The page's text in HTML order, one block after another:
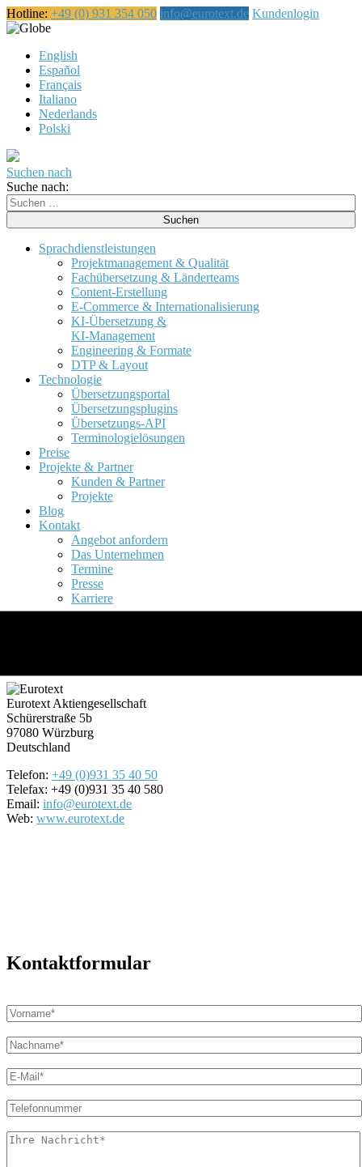
Hotline: +49 (0) 931 354 050 info@eurotext.de Kundenlogin
English
Español
Français
Italiano
Nederlands
Polski
Suchen nach
Suche nach:
Sprachdienstleistungen
Projektmanagement & Qualität
Fachübersetzung & Länderteams
Content-Erstellung
E-Commerce & Internationalisierung
KI-Übersetzung &
KI-Management
Engineering & Formate
DTP & Layout
Technologie
Übersetzungsportal
Übersetzungsplugins
Übersetzungs-API
Terminologielösungen
Preise
Projekte & Partner
Kunden & Partner
Projekte
Blog
Kontakt
Angebot anfordern
Das Unternehmen
Termine
Presse
Karriere
Eurotext Aktiengesellschaft
Schürerstraße 5b
97080 Würzburg
Deutschland
Telefon: +49 (0)931 35 40 50
Telefax: +49 (0)931 35 40 580
Email: info@eurotext.de
Web: www.eurotext.de
Kontaktformular